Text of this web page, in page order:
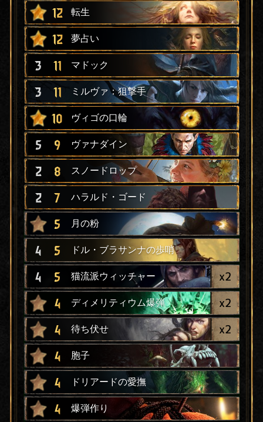
12 転生
12 夢占い
3 11 マドック
3 11 ミルヴァ：狙撃手
10 ヴィゴの口輪
5 9 ヴァナダイン
2 8 スノードロップ
2 7 ハラルド・ゴード
5 月の粉
4 5 ドル・ブラサンナの歩哨
4 5 猫流派ウィッチャー x2
4 ディメリティウム爆弾 x2
4 待ち伏せ x2
4 胞子
4 ドリアードの愛撫
4 爆弾作り